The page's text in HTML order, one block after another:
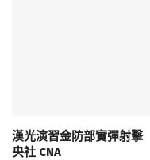
漢光演習金防部實彈射
央社 CNA